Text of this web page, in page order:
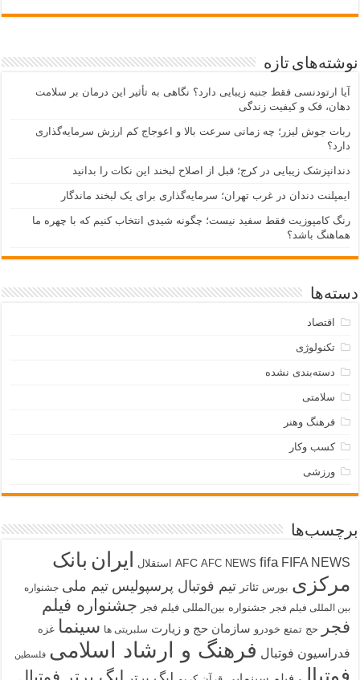
نوشته‌های تازه
آیا ارتودنسی فقط جنبه زیبایی دارد؟ نگاهی به تأثیر این درمان بر سلامت
دهان، فک و کیفیت زندگی
ربات جوش لیزر؛ چه زمانی سرعت بالا و اعوجاج کم ارزش سرمایه‌گذاری
دارد؟
دندانپزشک زیبایی در کرج؛ قبل از اصلاح لبخند این نکات را بدانید
ایمپلنت دندان در غرب تهران؛ سرمایه‌گذاری برای یک لبخند ماندگار
رنگ کامپوزیت فقط سفید نیست؛ چگونه شیدی انتخاب کنیم که با چهره ما
هماهنگ باشد؟
دسته‌ها
اقتصاد
تکنولوژی
دسته‌بندی نشده
سلامتی
فرهنگ وهنر
کسب وکار
ورزشی
برچسب‌ها
AFC AFC NEWS fifa FIFA NEWS استقلال ایران بانک
مرکزی بورس تئاتر تیم فوتبال پرسپولیس تیم ملی جشنواره
بین المللی فیلم فجر جشنواره بین‌المللی فیلم فجر جشنواره فیلم
فجر
حج تمتع خودرو سازمان حج و زیارت سلبریتی ها سینما غزه
فدراسیون فوتبال فرهنگ و ارشاد اسلامی فلسطین
فوتبال